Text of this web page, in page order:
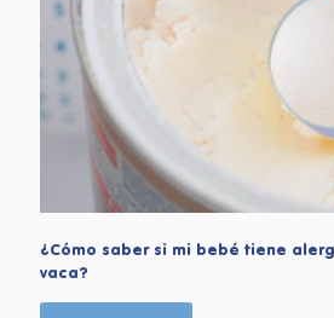
¿Cómo saber si mi bebé tiene
vaca?